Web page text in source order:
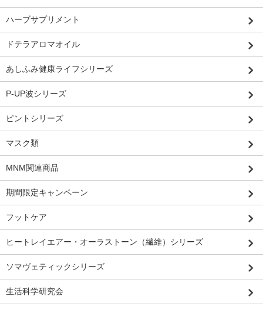
ハーブサプリメント
ドテラアロマオイル
あしふみ健康ライフシリーズ
P-UP波シリーズ
ピントシリーズ
マスク類
MNM関連商品
期間限定キャンペーン
フットケア
ヒートレイエアー・オーラストーン（繊維）シリーズ
ソマヴェティックシリーズ
生活科学研究会